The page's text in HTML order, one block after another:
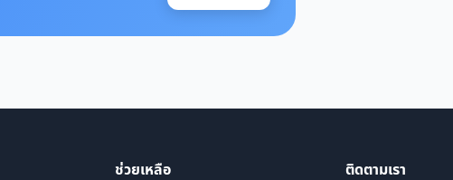
ช่วยเหลือ ติดตามเรา